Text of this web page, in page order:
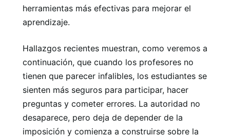
herramientas más efectivas para mejorar el
aprendizaje.
Hallazgos recientes muestran, como veremos a
continuación, que cuando los profesores no
tienen que parecer infalibles, los estudiantes se
sienten más seguros para participar, hacer
preguntas y cometer errores. La autoridad no
desaparece, pero deja de depender de la
imposición y comienza a construirse sobre la